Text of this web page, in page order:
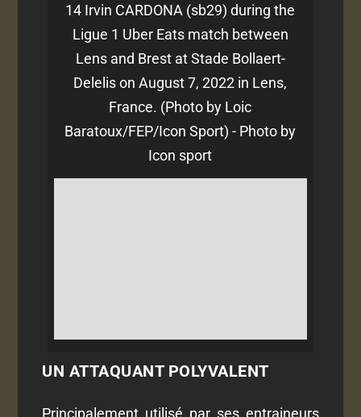
14 Irvin CARDONA (sb29) during the
Ligue 1 Uber Eats match between
Lens and Brest at Stade Bollaert-
Delelis on August 7, 2022 in Lens,
France. (Photo by Loic
Baratoux/FEP/Icon Sport) - Photo by
Icon sport
UN ATTAQUANT POLYVALENT
Principalement utilisé par ses entraineurs